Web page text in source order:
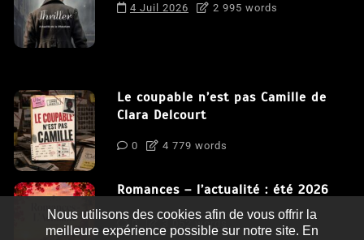
4 Juil 2026 2 995 words
Le coupable n’est pas Camille de
Clara Delcourt
0 4 779 words
Romances – l’actualité : été 2026
0 3 052 words
Nous utilisons des cookies afin de vous offrir la
meilleure expérience possible sur notre site. En